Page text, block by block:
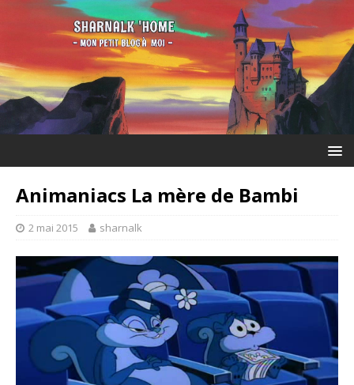
Animaniacs La mère de Bambi
2 mai 2015 sharnalk